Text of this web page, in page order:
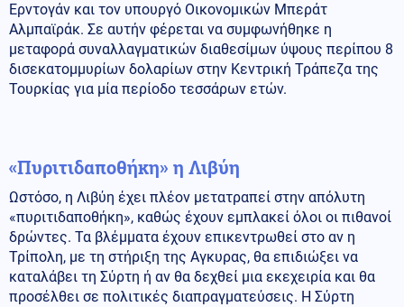
Ερντογάν και τον υπουργό Οικονομικών Μπεράτ
Αλμπαϊράκ. Σε αυτήν φέρεται να συμφωνήθηκε η
μεταφορά συναλλαγματικών διαθεσίμων ύψους περίπου 8
δισεκατομμυρίων δολαρίων στην Κεντρική Τράπεζα της
Τουρκίας για μία περίοδο τεσσάρων ετών.
«Πυριτιδαποθήκη» η Λιβύη
Ωστόσο, η Λιβύη έχει πλέον μετατραπεί στην απόλυτη
«πυριτιδαποθήκη», καθώς έχουν εμπλακεί όλοι οι πιθανοί
δρώντες. Τα βλέμματα έχουν επικεντρωθεί στο αν η
Τρίπολη, με τη στήριξη της Αγκυρας, θα επιδιώξει να
καταλάβει τη Σύρτη ή αν θα δεχθεί μια εκεχειρία και θα
προσέλθει σε πολιτικές διαπραγματεύσεις. Η Σύρτη